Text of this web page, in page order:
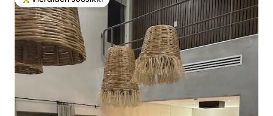
Vieraiden suosikkien parhaimmistoa